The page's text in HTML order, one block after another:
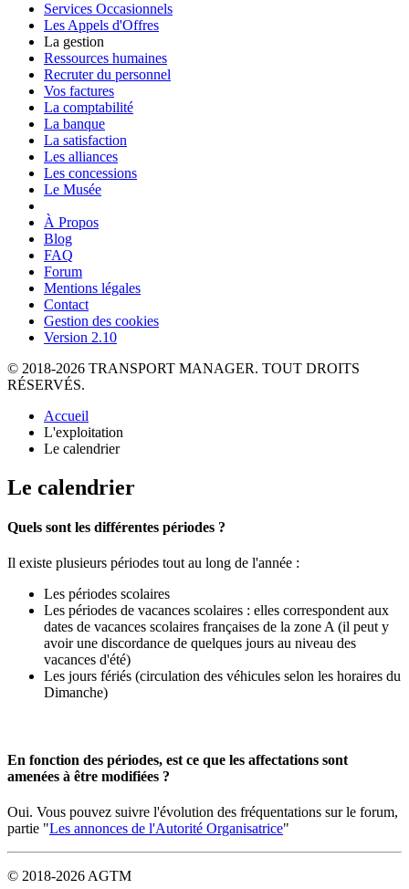
Services Occasionnels
Les Appels d'Offres
La gestion
Ressources humaines
Recruter du personnel
Vos factures
La comptabilité
La banque
La satisfaction
Les alliances
Les concessions
Le Musée
À Propos
Blog
FAQ
Forum
Mentions légales
Contact
Gestion des cookies
Version 2.10
© 2018-2026 TRANSPORT MANAGER. TOUT DROITS
RÉSERVÉS.
Accueil
L'exploitation
Le calendrier
Le calendrier
Quels sont les différentes périodes ?
Il existe plusieurs périodes tout au long de l'année :
Les périodes scolaires
Les périodes de vacances scolaires : elles correspondent aux
dates de vacances scolaires françaises de la zone A (il peut y
avoir une discordance de quelques jours au niveau des
vacances d'été)
Les jours fériés (circulation des véhicules selon les horaires du
Dimanche)
En fonction des périodes, est ce que les affectations sont
amenées à être modifiées ?
Oui. Vous pouvez suivre l'évolution des fréquentations sur le forum,
partie "Les annonces de l'Autorité Organisatrice"
© 2018-2026 AGTM